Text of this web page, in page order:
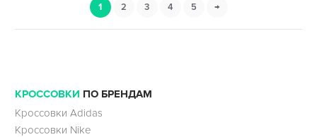
1 2 3 4 5 →
КРОССОВКИ ПО БРЕНДАМ
Кроссовки Adidas
Кроссовки Nike